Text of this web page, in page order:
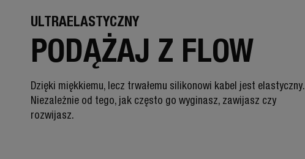
ULTRAELASTYCZNY
PODĄŻAJ Z FLOW
Dzięki miękkiemu, lecz trwałemu silikonowi kabel jest elastyczny.
Niezależnie od tego, jak często go wyginasz, zawijasz czy
rozwijasz.